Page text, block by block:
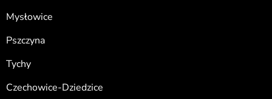
Mysłowice
Pszczyna
Tychy
Czechowice-Dziedzice